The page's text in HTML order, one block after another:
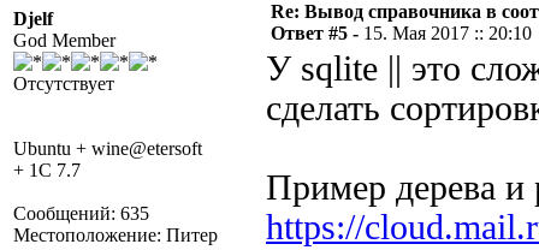
Djelf
God Member
Отсутствует
Ubuntu + wine@etersoft
+ 1C 7.7
Сообщений: 635
Местоположение: Питер
Re: Вывод справочника в
Ответ #5 - 15. Мая 2017 :: 20:10
У sqlite || это
сделать
Пример дерева и
https://